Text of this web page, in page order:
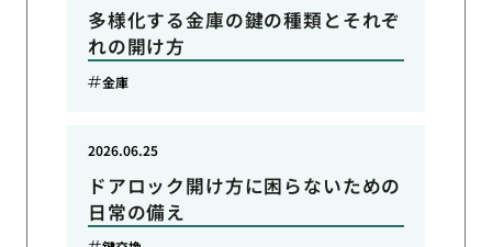
多様化する金庫の鍵の種類とそれぞ
れの開け方
金庫
ドアロック開け方に困らないための
日常の備え
2026.06.25